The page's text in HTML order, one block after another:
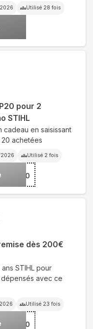
Utilisé 28 fois
pour 2
STIHL
en saisissant
achetées
Utilisé 2 fois
***0
dès 200€
STIHL pour
avec ce
Utilisé 23 fois
***IV20